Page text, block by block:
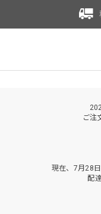
ご注
現在、7月28
配